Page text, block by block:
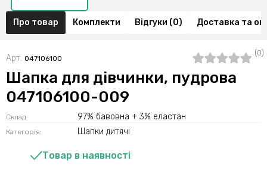
Про товар Комплекти Відгуки (0) Доставка та
Арт. 047106100
(0)
Шапка для дівчинки, пудрова
047106100-009
Склад 97% бавовна + 3% еластан
Категорія: Шапки дитячі
Товар в наявності